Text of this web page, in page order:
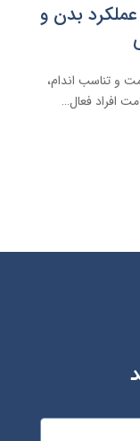
بدن و
و تناسب اندام،
افراد فعال…